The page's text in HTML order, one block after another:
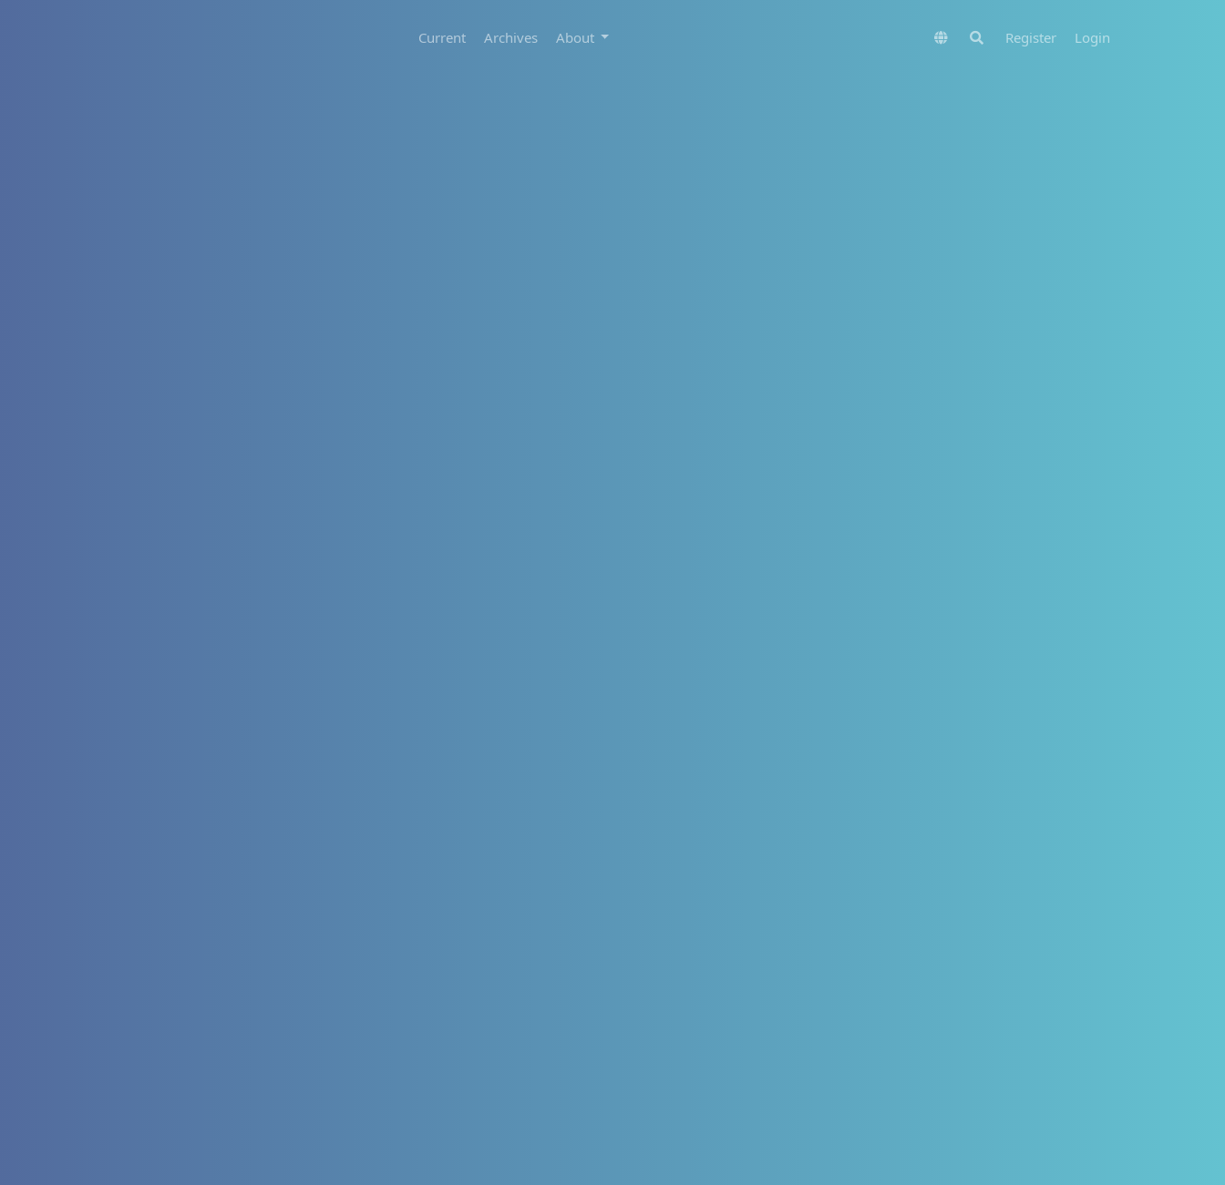
Current Archives About Register Login